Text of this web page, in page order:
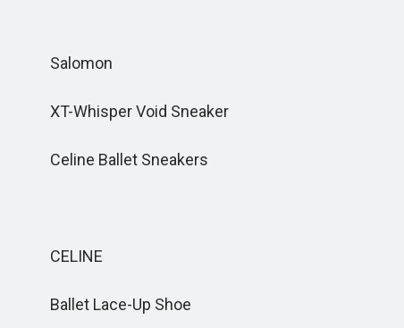
Salomon
XT-Whisper Void Sneaker
Celine Ballet Sneakers
CELINE
Ballet Lace-Up Shoe